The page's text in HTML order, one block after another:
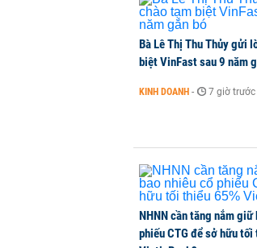
Bà Lê Thị Thu Thủy gửi
biệt VinFast sau 9 năm
KINH DOANH - 7 giờ trước
NHNN cần tăng nắm giữ
phiếu CTG để sở hữu tối